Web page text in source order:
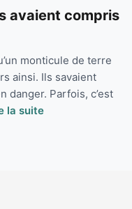
avaient compris
monticule de terre
ainsi. Ils savaient
danger. Parfois, c’est
la suite